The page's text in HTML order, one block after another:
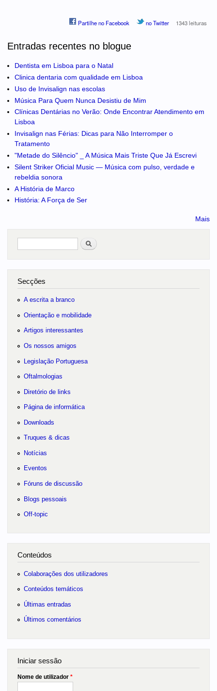
Partilhe no Facebook no Twitter 1343 leituras
Entradas recentes no blogue
Dentista em Lisboa para o Natal
Clinica dentaria com qualidade em Lisboa
Uso de Invisalign nas escolas
Música Para Quem Nunca Desistiu de Mim
Clínicas Dentárias no Verão: Onde Encontrar Atendimento em
Lisboa
Invisalign nas Férias: Dicas para Não Interromper o
Tratamento
"Metade do Silêncio" _ A Música Mais Triste Que Já Escrevi
Silent Striker Oficial Music — Música com pulso, verdade e
rebeldia sonora
A História de Marco
História: A Força de Ser
Mais
Pesquisar
Secções
A escrita a branco
Orientação e mobilidade
Artigos interessantes
Os nossos amigos
Legislação Portuguesa
Oftalmologias
Diretório de links
Página de informática
Downloads
Truques & dicas
Notícias
Eventos
Fóruns de discussão
Blogs pessoais
Off-topic
Conteúdos
Colaborações dos utilizadores
Conteúdos temáticos
Últimas entradas
Últimos comentários
Iniciar sessão
Nome de utilizador *